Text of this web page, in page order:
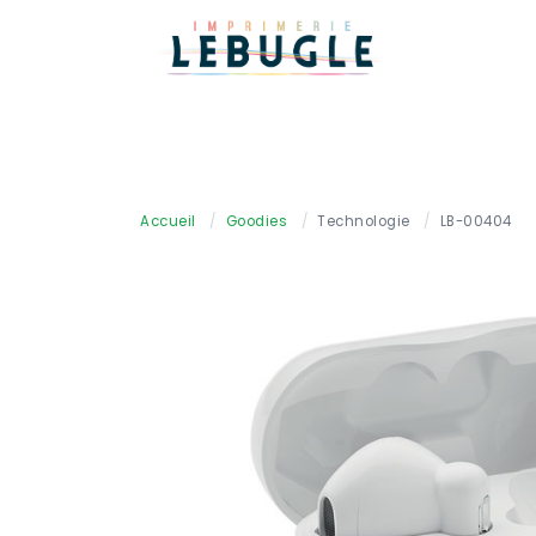
Accueil / Goodies / Technologie / LB-00404